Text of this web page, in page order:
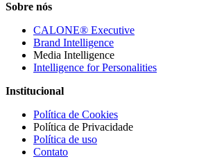
Sobre nós
CALONE® Executive
Brand Intelligence
Media Intelligence
Intelligence for Personalities
Institucional
Política de Cookies
Política de Privacidade
Política de uso
Contato